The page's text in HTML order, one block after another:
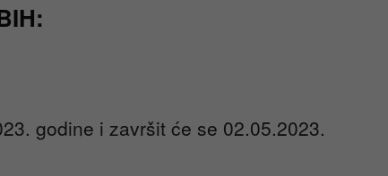
godine i završit će se 02.05.2023.